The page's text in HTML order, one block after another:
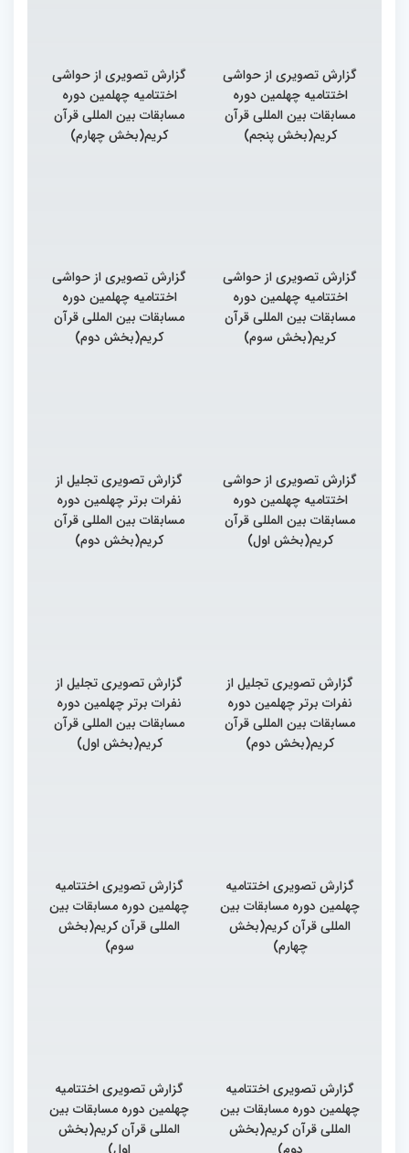
گزارش تصویری از حواشی
اختتامیه چهلمین دوره
مسابقات بین المللی قرآن
کریم(بخش پنجم)
گزارش تصویری از حواشی
اختتامیه چهلمین دوره
مسابقات بین المللی قرآن
کریم(بخش چهارم)
گزارش تصویری از حواشی
اختتامیه چهلمین دوره
مسابقات بین المللی قرآن
کریم(بخش سوم)
گزارش تصویری از حواشی
اختتامیه چهلمین دوره
مسابقات بین المللی قرآن
کریم(بخش دوم)
گزارش تصویری از حواشی
اختتامیه چهلمین دوره
مسابقات بین المللی قرآن
کریم(بخش اول)
گزارش تصویری تجلیل از
نفرات برتر چهلمین دوره
مسابقات بین المللی قرآن
کریم(بخش دوم)
گزارش تصویری تجلیل از
نفرات برتر چهلمین دوره
مسابقات بین المللی قرآن
کریم(بخش دوم)
گزارش تصویری تجلیل از
نفرات برتر چهلمین دوره
مسابقات بین المللی قرآن
کریم(بخش اول)
گزارش تصویری اختتامیه
چهلمین دوره مسابقات بین
المللی قرآن کریم(بخش
چهارم)
گزارش تصویری اختتامیه
چهلمین دوره مسابقات بین
المللی قرآن کریم(بخش
سوم)
گزارش تصویری اختتامیه
چهلمین دوره مسابقات بین
المللی قرآن کریم(بخش
دوم)
گزارش تصویری اختتامیه
چهلمین دوره مسابقات بین
المللی قرآن کریم(بخش
اول)